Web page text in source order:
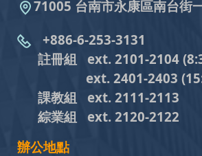
71005 台南市永康區南台街
+886-6-253-3131
註冊組 ext. 2101-2104
ext. 2401-2403
課教組 ext. 2111-2113
綜業組
ext. 2120-2122
辦公地點